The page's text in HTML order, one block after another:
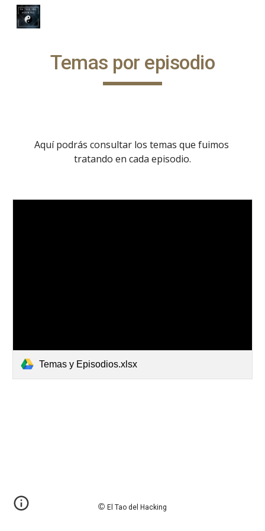
Skip to main content
Temas por episodio
Aquí podrás consultar los temas que fuimos
tratando en cada episodio.
Temas y Episodios.xlsx
© El Tao del Hacking